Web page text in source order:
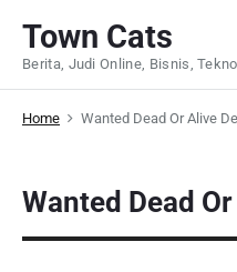
p
Town Cats
Berita, Judi Online, Bisnis,
Home Wanted Dead Or Alive
Wanted Dead